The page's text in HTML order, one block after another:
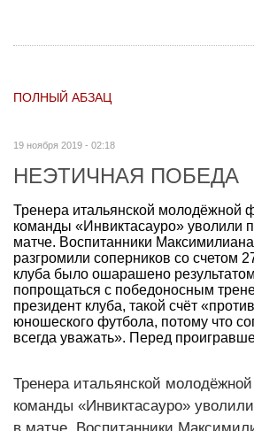
ПОЛНЫЙ АБЗАЦ
19 ноября 2019 - 02:18
НЕЭТИЧНАЯ ПОБЕДА
Тренера итальянской молодёжной
команды «Инвиктасауро» уволили
матче. Воспитанники
разгромили соперников со счетом
клуба было ошарашено
попрощаться с победоносным
президент клуба, такой счёт
юношеского футбола, потому что
всегда уважать». Перед
Тренера итальянской
команды «Инвиктасауро»
в матче. Воспитанники